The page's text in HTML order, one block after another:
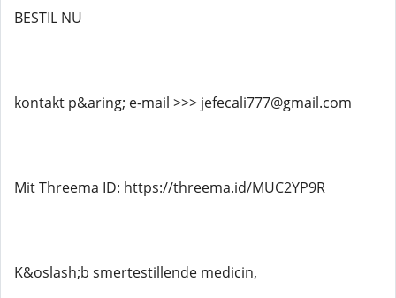
BESTIL NU
kontakt p&aring; e-mail >>> jefecali777@gmail.com
Mit Threema ID: https://threema.id/MUC2YP9R
K&oslash;b smertestillende medicin,